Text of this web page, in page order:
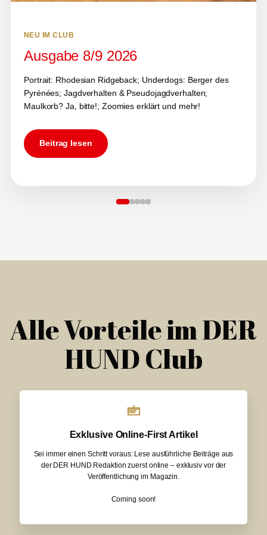
NEU IM CLUB
Ausgabe 8/9 2026
Portrait: Rhodesian Ridgeback; Underdogs: Berger des
Pyrénées; Jagdverhalten & Pseudojagdverhalten;
Maulkorb? Ja, bitte!; Zoomies erklärt und mehr!
Beitrag lesen
Alle Vorteile im DER
HUND Club
Exklusive Online-First Artikel
Sei immer einen Schritt voraus: Lese ausführliche Beiträge aus
der DER HUND Redaktion zuerst online – exklusiv vor der
Veröffentlichung im Magazin.
Coming soon!